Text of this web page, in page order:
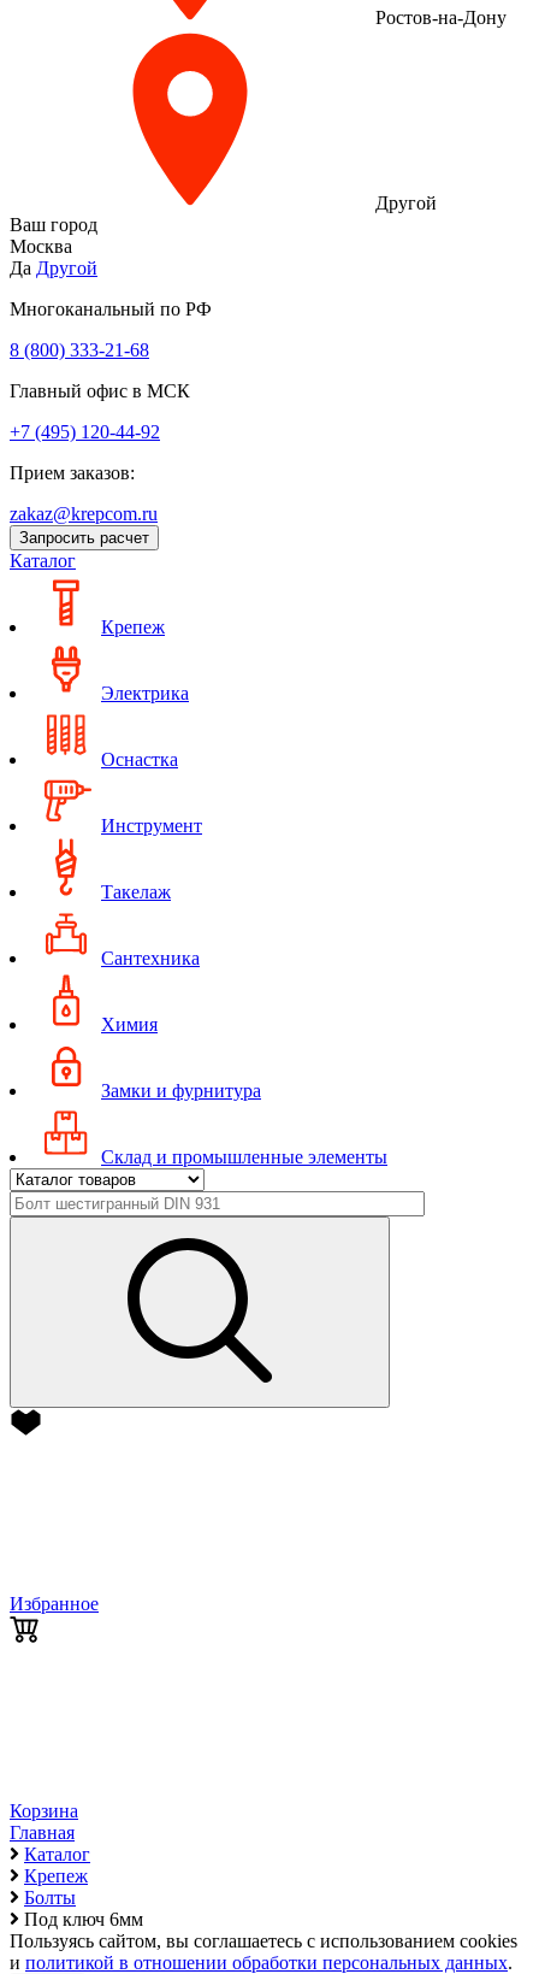
Ростов-на-Дону
Другой
Ваш город
Москва
Да Другой
Многоканальный по РФ
8 (800) 333‑21-68
Главный офис в МСК
+7 (495) 120-44-92
Прием заказов:
zakaz@krepcom.ru
Запросить расчет
Каталог
Крепеж
Электрика
Оснастка
Инструмент
Такелаж
Сантехника
Химия
Замки и фурнитура
Склад и промышленные элементы
Избранное
Корзина
Главная
Каталог
Крепеж
Болты
Под ключ 6мм
Пользуясь сайтом, вы соглашаетесь с использованием cookies
и политикой в отношении обработки персональных данных.